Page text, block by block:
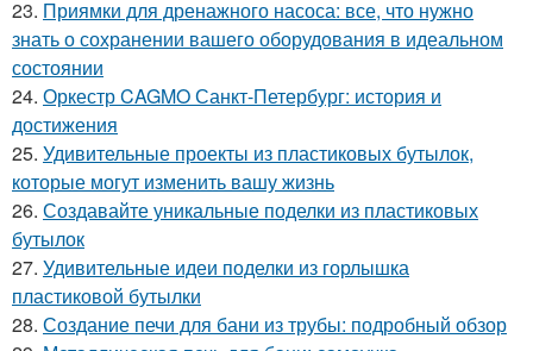
23. Приямки для дренажного насоса: все, что нужно
знать о сохранении вашего оборудования в идеальном
состоянии
24. Оркестр CAGMO Санкт-Петербург: история и
достижения
25. Удивительные проекты из пластиковых бутылок,
которые могут изменить вашу жизнь
26. Создавайте уникальные поделки из пластиковых
бутылок
27. Удивительные идеи поделки из горлышка
пластиковой бутылки
28. Создание печи для бани из трубы: подробный обзор